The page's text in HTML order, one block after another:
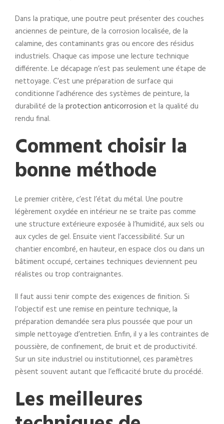
Dans la pratique, une poutre peut présenter des couches
anciennes de peinture, de la corrosion localisée, de la
calamine, des contaminants gras ou encore des résidus
industriels. Chaque cas impose une lecture technique
différente. Le décapage n’est pas seulement une étape de
nettoyage. C’est une préparation de surface qui
conditionne l’adhérence des systèmes de peinture, la
durabilité de la protection anticorrosion et la qualité du
rendu final.
Comment choisir la
bonne méthode
Le premier critère, c’est l’état du métal. Une poutre
légèrement oxydée en intérieur ne se traite pas comme
une structure extérieure exposée à l’humidité, aux sels ou
aux cycles de gel. Ensuite vient l’accessibilité. Sur un
chantier encombré, en hauteur, en espace clos ou dans un
bâtiment occupé, certaines techniques deviennent peu
réalistes ou trop contraignantes.
Il faut aussi tenir compte des exigences de finition. Si
l’objectif est une remise en peinture technique, la
préparation demandée sera plus poussée que pour un
simple nettoyage d’entretien. Enfin, il y a les contraintes de
poussière, de confinement, de bruit et de productivité.
Sur un site industriel ou institutionnel, ces paramètres
pèsent souvent autant que l’efficacité brute du procédé.
Les meilleures